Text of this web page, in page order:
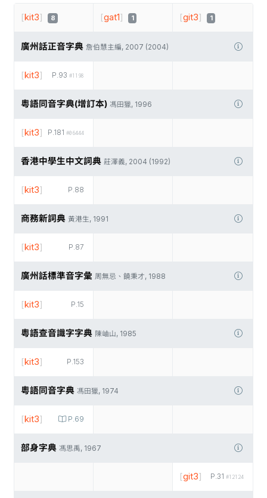
[kit3] 8 [gat1] 1 [git3] 1
廣州話正音字典 詹伯慧主編, 2007 (2004)
P.93 #1198
[kit3]
粵語同音字典(增訂本) 馮田獵, 1996
P.181 #06444
[kit3]
香港中學生中文詞典 莊澤義, 2004 (1992)
P.88
[kit3]
商務新詞典 黃港生, 1991
P.87
[kit3]
廣州話標準音字彙 周無忌、饒秉才, 1988
P.15
[kit3]
粵語查音識字字典 陳岫山, 1985
P.153
[kit3]
粵語同音字典 馮田獵, 1974
P.69
[kit3]
部身字典 馮思禹, 1967
P.31 #12124
[git3]